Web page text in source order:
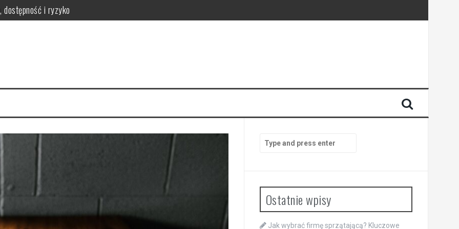
dostępność i ryzyko
sklep internetowy
elementy i wizualizacje
i proces decyzyjny
for:
Ostatnie wpisy
Jak wybrać firmę sprzątającą? Kluczowe